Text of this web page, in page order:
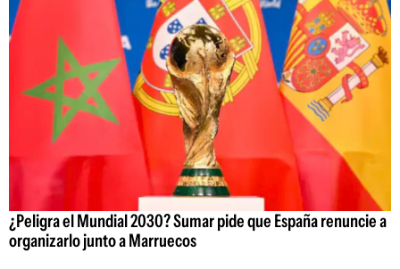
¿Peligra el Mundial 2030? Sumar pide que España renuncie a
organizarlo junto a Marruecos